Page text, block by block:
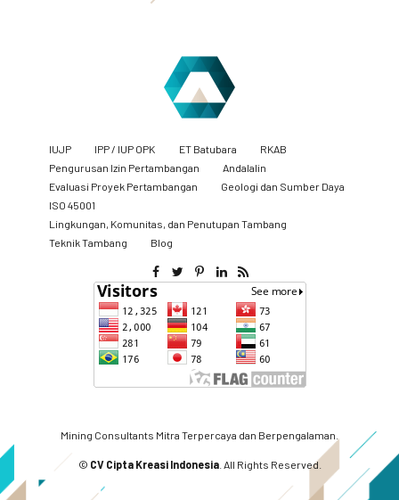
IUJP IPP / IUP OPK ET Batubara
RKAB
Pengurusan Izin Pertambangan
Andalalin
Evaluasi Proyek Pertambangan
Geologi dan Sumber Daya
ISO 45001
Lingkungan, Komunitas, dan Penutupan Tambang
​Teknik Tambang
Blog
Mining Consultants Mitra Terpercaya dan Berpengalaman.
© CV Cipta Kreasi Indonesia. All Rights Reserved.